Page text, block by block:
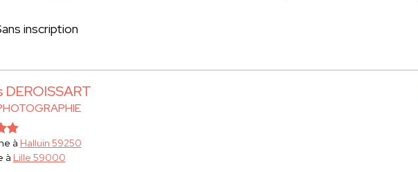
inscription
à Halluin 59250
à Lille 59000